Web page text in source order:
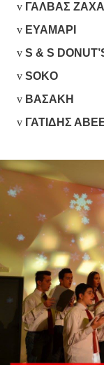
v ΓΑΛΒΑΣ
v ΕΥΑ ΜΑΡΙ
v S & S
v SOKO
v ΒΑΣΑΚΗ
v ΓΑΤΙΔΗΣ